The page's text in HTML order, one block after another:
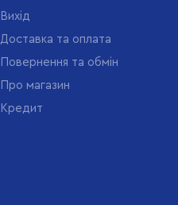
Вихід
Доставка та оплата
Повернення та обмін
Про магазин
Кредит